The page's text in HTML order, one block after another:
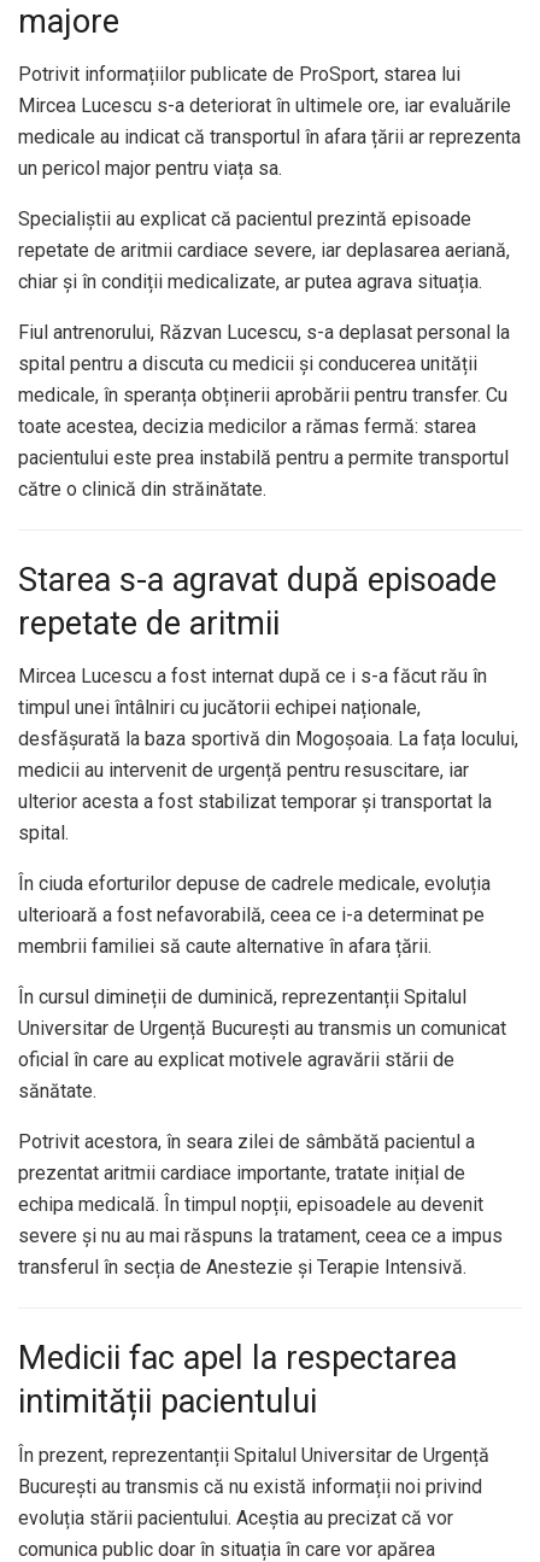
majore
Potrivit informațiilor publicate de ProSport, starea lui
Mircea Lucescu s-a deteriorat în ultimele ore, iar evaluările
medicale au indicat că transportul în afara țării ar reprezenta
un pericol major pentru viața sa.
Specialiștii au explicat că pacientul prezintă episoade
repetate de aritmii cardiace severe, iar deplasarea aeriană,
chiar și în condiții medicalizate, ar putea agrava situația.
Fiul antrenorului, Răzvan Lucescu, s-a deplasat personal la
spital pentru a discuta cu medicii și conducerea unității
medicale, în speranța obținerii aprobării pentru transfer. Cu
toate acestea, decizia medicilor a rămas fermă: starea
pacientului este prea instabilă pentru a permite transportul
către o clinică din străinătate.
Starea s-a agravat după episoade
repetate de aritmii
Mircea Lucescu a fost internat după ce i s-a făcut rău în
timpul unei întâlniri cu jucătorii echipei naționale,
desfășurată la baza sportivă din Mogoșoaia. La fața locului,
medicii au intervenit de urgență pentru resuscitare, iar
ulterior acesta a fost stabilizat temporar și transportat la
spital.
În ciuda eforturilor depuse de cadrele medicale, evoluția
ulterioară a fost nefavorabilă, ceea ce i-a determinat pe
membrii familiei să caute alternative în afara țării.
În cursul dimineții de duminică, reprezentanții Spitalul
Universitar de Urgență București au transmis un comunicat
oficial în care au explicat motivele agravării stării de
sănătate.
Potrivit acestora, în seara zilei de sâmbătă pacientul a
prezentat aritmii cardiace importante, tratate inițial de
echipa medicală. În timpul nopții, episoadele au devenit
severe și nu au mai răspuns la tratament, ceea ce a impus
transferul în secția de Anestezie și Terapie Intensivă.
Medicii fac apel la respectarea
intimității pacientului
În prezent, reprezentanții Spitalul Universitar de Urgență
București au transmis că nu există informații noi privind
evoluția stării pacientului. Aceștia au precizat că vor
comunica public doar în situația în care vor apărea